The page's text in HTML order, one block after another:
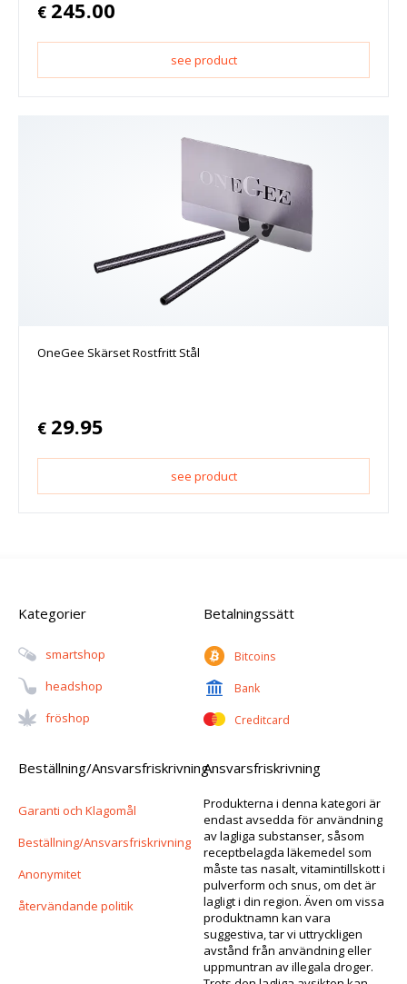
€ 245.00
see product
OneGee Skärset Rostfritt Stål
€ 29.95
see product
Kategorier
Smartshop
Headshop
Fröshop
Betalningssätt
Bitcoins
Bank
Creditcard
Beställning/Ansvarsfriskrivning
Garanti och Klagomål
Beställning/Ansvarsfriskrivning
Anonymitet
återvändande politik
Ansvarsfriskrivning
Produkterna i denna kategori är
endast avsedda för användning
av lagliga substanser, såsom
receptbelagda läkemedel som
måste tas nasalt, vitamintillskott i
pulverform och snus, om det är
lagligt i din region. Även om vissa
produktnamn kan vara
suggestiva, tar vi uttryckligen
avstånd från användning eller
uppmuntran av illegala droger.